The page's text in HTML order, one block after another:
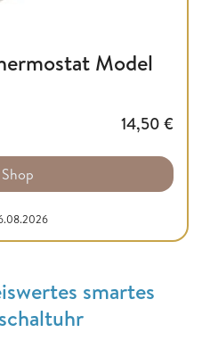
Model
14,50 €
smartes